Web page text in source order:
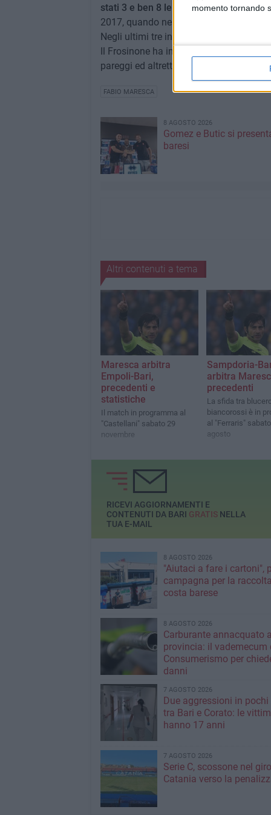
momento tornando
stati 3 e ben 8 le sconfitte.Con l'arbitro
2017, quando nel terzo turno di Coppa
Negli ultimi tre incroci i galletti non
Il Frosinone ha invece incrociato il
pareggi ed altrettante le sconfitte.
FABIO MARESCA
8 AGOSTO 2026
Gomez e Butic si
baresi
Altri contenuti a tema
Maresca arbitra
Empoli-Bari,
precedenti e
statistiche
Il match in programma al
"Castellani" sabato 29
novembre
Sampdoria-
arbitra
precedenti
La sfida tra
biancorossi è in
al "Ferraris"
agosto
RICEVI AGGIORNAMENTI E
CONTENUTI DA BARI GRATISNELLA
TUA E-MAIL
8 AGOSTO 2026
"Aiutaci a fare i cartoni",
campagna per la
costa barese
8 AGOSTO 2026
Carburante annacquato
provincia: il vademecum
Consumerismo per
danni
7 AGOSTO 2026
Due aggressioni in pochi
tra Bari e Corato: le
hanno 17 anni
7 AGOSTO 2026
Serie C, scossone nel
Catania verso la